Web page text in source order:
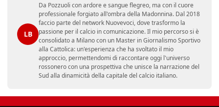
LB
Da Pozzuoli con ardore e sangue flegreo, ma con il cuore
professionale forgiato all'ombra della Madonnina. Dal 2018
faccio parte del network Nuovevoci, dove trasformo la
passione per il calcio in comunicazione. Il mio percorso si è
consolidato a Milano con un Master in Giornalismo Sportivo
alla Cattolica: un'esperienza che ha svoltato il mio
approccio, permettendomi di raccontare oggi l'universo
rossonero con una prospettiva che unisce la narrazione del
Sud alla dinamicità della capitale del calcio italiano.